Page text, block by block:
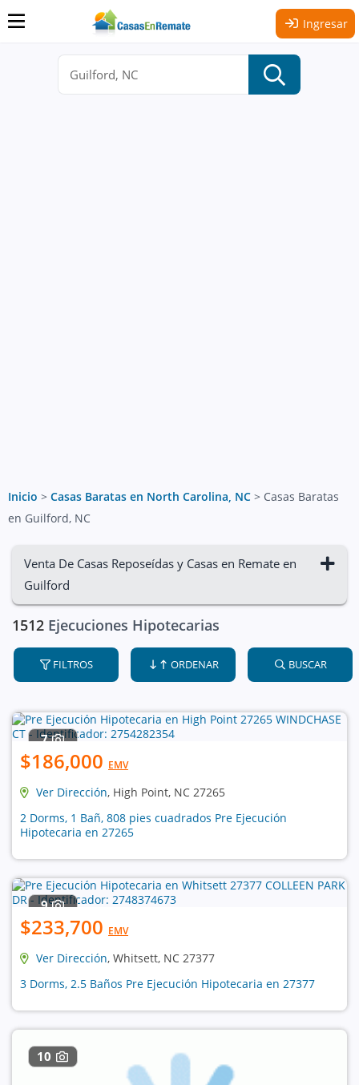
Ingresar
Inicio > Casas Baratas en North Carolina, NC > Casas Baratas
en Guilford, NC
Venta De Casas Reposeídas y Casas en Remate en
Guilford
1512 Ejecuciones Hipotecarias
FILTROS ORDENAR BUSCAR
7
$186,000 EMV
Ver Dirección, High Point, NC 27265
2 Dorms, 1 Bañ, 808 pies cuadrados Pre Ejecución
Hipotecaria en 27265
9
$233,700 EMV
Ver Dirección, Whitsett, NC 27377
3 Dorms, 2.5 Baños Pre Ejecución Hipotecaria en 27377
10